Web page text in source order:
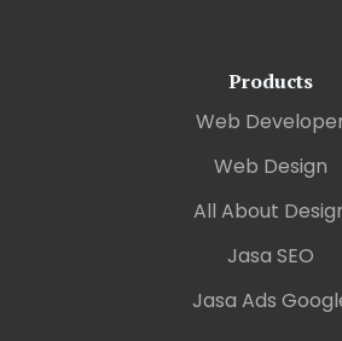
Products
Web
Web Design
All About
Jasa SEO
Jasa Ads